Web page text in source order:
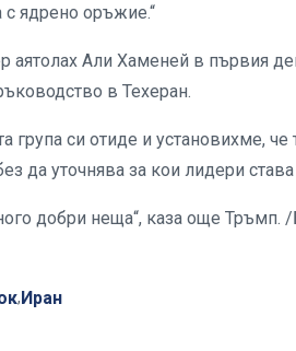
с ядрено оръжие.“
Али Хаменей в първия
в Техеран.
група си отиде и установихме,
да уточнява за кои лидери
добри неща“, каза още Тръмп.
,Иран